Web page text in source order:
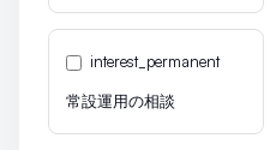
interest_permanent
常設運用の相談